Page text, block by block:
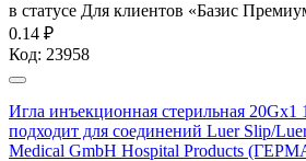
в статусе Для клиентов «Базис
0.14 ₽
Код: 23958
Игла инъекционная стерильная
подходит для соединений Luer Slip/
Medical GmbH Hospital Products